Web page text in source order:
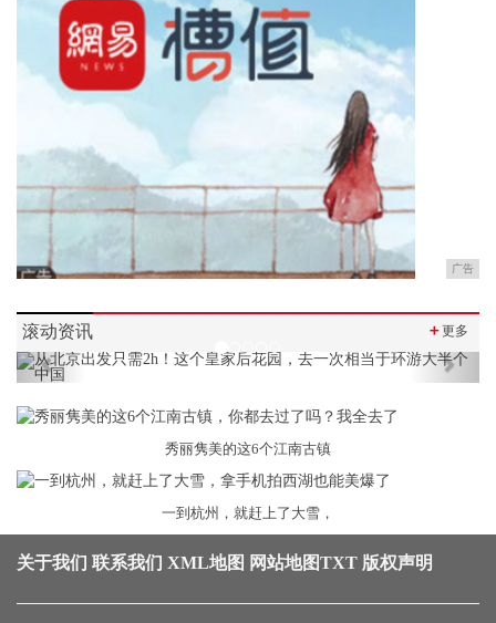
广告
滚动资讯 ＋更多
Previous Next
秀丽隽美的这6个江南古镇
一到杭州，就赶上了大雪，
关于我们 联系我们 XML地图 网站地图TXT 版权声明